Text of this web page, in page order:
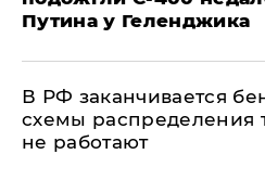
Путина у Геленджика
​В РФ заканчивается
схемы распределения
не работают